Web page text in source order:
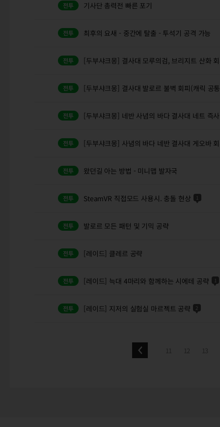
기사단 총력전 빠른 포기
최후의 요새 - 중간에 탈출 - 투석기 공격 가능
[두부샤크몽] 결사대 모루의검, 브리지트 산화
[두부샤크몽] 결사대 발로르 불벽 회피(캐릭 공
[두부샤크몽] 네반 사념의 바다 결사대 네트 즉
[두부샤크몽] 사념의 바다 네반 결사대 게오바
왔던길 아는 방법 - 미니맵 발자국
SteamVR 직접모드 사용시. 충돌 현상 1
발로르 모든 패턴 및 기믹 공략
[레이드] 클레르 공략
[레이드] 늑대 4마리와 함께하는 시에테 공략 1
[레이드] 지저의 실험실 마르젝트 공략 2
11 12 13